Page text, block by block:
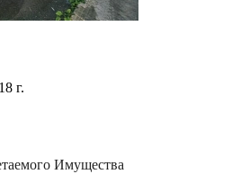
г.
Имущества